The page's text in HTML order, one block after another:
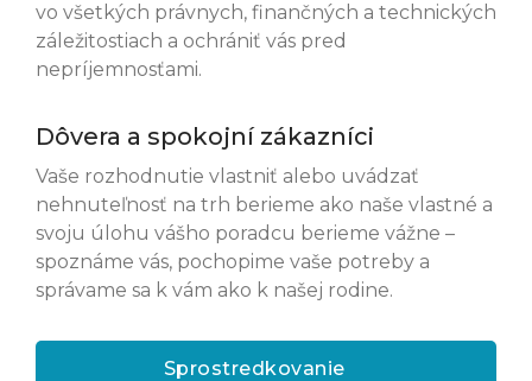
vo všetkých právnych, finančných a technických
záležitostiach a ochrániť vás pred
nepríjemnosťami.
Dôvera a spokojní zákazníci
Vaše rozhodnutie vlastniť alebo uvádzať
nehnuteľnosť na trh berieme ako naše vlastné a
svoju úlohu vášho poradcu berieme vážne –
spoznáme vás, pochopime vaše potreby a
správame sa k vám ako k našej rodine.
Sprostredkovanie